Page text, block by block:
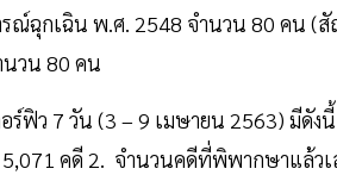
รณ์ฉุกเฉิน พ.ศ. 2548 จำนวน 80 คน
นวน 80 คน
ฟิว 7 วัน (3 – 9 เมษายน 2563) มีดัง
คดี 2. จำนวนคดีที่พิพากษาแล้ว